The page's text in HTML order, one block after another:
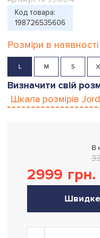
Код товара:
198726535606
Розміри в наявності
L M S
Визначити свій
Шкала розмірів
В
2999 грн.